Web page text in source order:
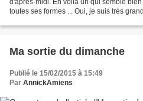
d'après-midi. En voilà un qui semble
toutes ses formes ... Oui, je suis très
Ma sortie du dimanche
Publié le 15/02/2015 à 15:49
Par AnnickAmiens